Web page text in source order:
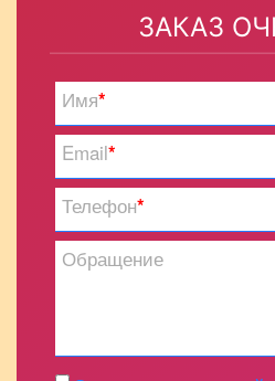
ЗАКАЗ
Имя*
Email*
Телефон*
Обращение